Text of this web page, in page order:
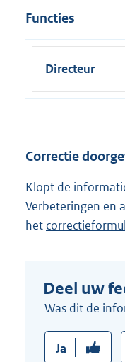
Functies
Directeur
Correctie
Klopt de
Verbeteringen en
het
Deel uw
Was dit de
Ja